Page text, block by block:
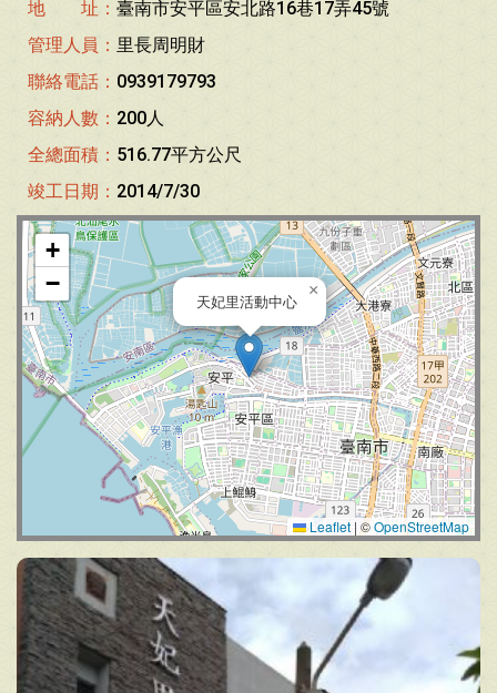
地 址： 臺南市安平區安北路16巷17弄45號
管理人員： 里長周明財
聯絡電話： 0939179793
容納人數： 200人
全總面積： 516.77平方公尺
竣工日期： 2014/7/30
天妃里活動中心
×
+
−
Leaflet | ©OpenStreetMap